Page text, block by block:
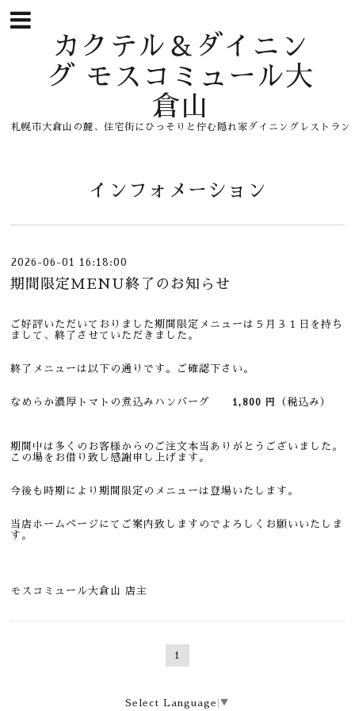
カクテル＆ダイニン
グ モスコミュール大
倉山
札幌市大倉山の麓、住宅街にひっそりと佇む隠れ家ダイニングレストラン
インフォメーション
2026-06-01 16:18:00
期間限定MENU終了のお知らせ
ご好評いただいておりました期間限定メニューは５月３１日を持ち
まして、終了させていただきました。
終了メニューは以下の通りです。ご確認下さい。
なめらか濃厚トマトの煮込みハンバーグ 1,800 円 （税込み）
期間中は多くのお客様からのご注文本当ありがとうございました。
この場をお借り致し感謝申し上げます。
今後も時期により期間限定のメニューは登場いたします。
当店ホームページにてご案内致しますのでよろしくお願いいたしま
す。
モスコミュール大倉山 店主
1
Select Language ▼